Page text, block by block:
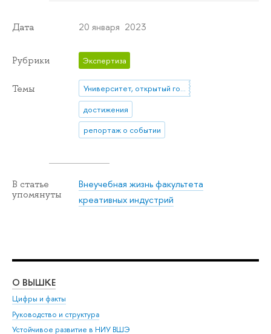
Дата 20 января 2023
Рубрики Экспертиза
Темы
Университет, открытый городу
достижения
репортаж о событии
В статье
упомянуты
Внеучебная жизнь факультета
креативных индустрий
О ВЫШКЕ
Цифры и факты
Руководство и структура
Устойчивое развитие в НИУ ВШЭ